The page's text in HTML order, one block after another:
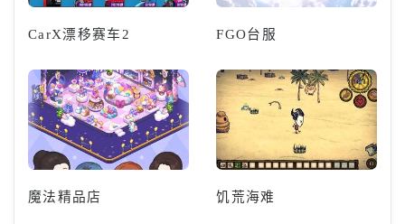
CarX漂移赛车2 FGO台服
魔法精品店 饥荒海难